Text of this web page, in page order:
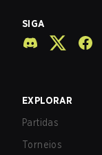
SIGA
EXPLORAR
Partidas
Torneios